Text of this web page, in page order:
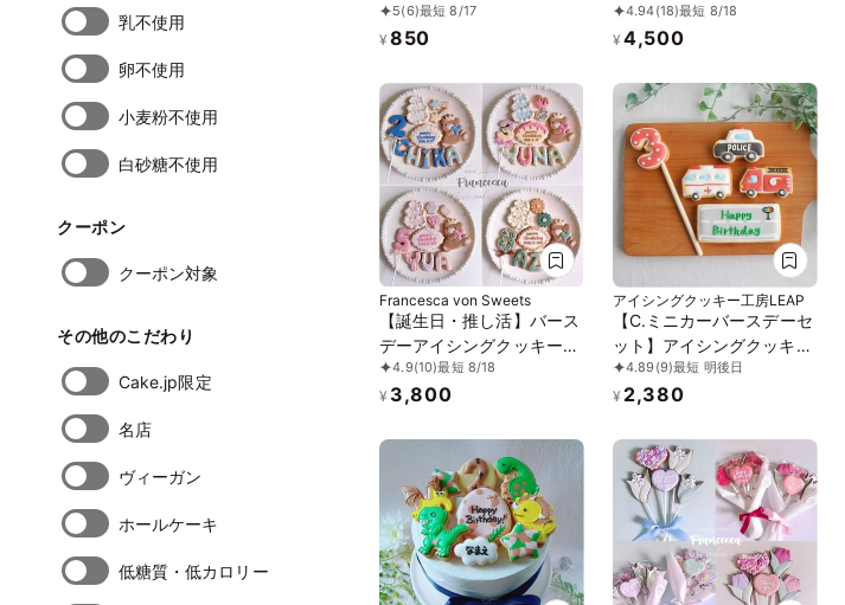
乳不使用
卵不使用
小麦粉不使用
白砂糖不使用
クーポン
クーポン対象
その他のこだわり
Cake.jp限定
名店
ヴィーガン
ホールケーキ
低糖質・低カロリー
ー！
5(6)最短 8/17
¥ 850
キーギフトセット セミオ
ーダー 7枚～入り お中元
4.94(18)最短 8/18
¥ 4,500
Francesca von Sweets
【誕生日・推し活】バース
デーアイシングクッキーセ
ット セミオーダー 7枚～入
り
4.9(10)最短 8/18
¥ 3,800
アイシングクッキー工房LEAP
【C.ミニカーバースデーセ
ット】アイシングクッキー
クッキー 救急車 消防車 パ
トカー 車 プチギフト ケー
ー 男の子 誕生日 ケーキト
ッピング かわいい お菓子
4.89 (9)最短 明後日
¥ 2,380